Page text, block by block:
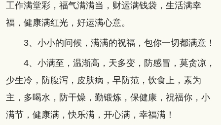
工作满堂彩，福气满满当，财运满钱袋，生活满幸
福，健康满红光，好运满心意。
3、小小的问候，满满的祝福，包你一切都满意！
4、小满至，温渐高，天多变，防感冒，莫贪凉，
少生冷，防腹泻，皮肤病，早防范，饮食上，素为
主，多喝水，防干燥，勤锻炼，保健康，祝福你，小
满节，健康满，快乐满，开心满，幸福满！